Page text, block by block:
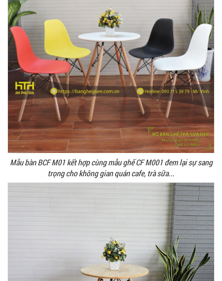
Mẫu bàn BCF M01 kết hợp cùng mẫu ghế CF M001 đem lại sự sang
trọng cho không gian quán cafe, trà sữa...